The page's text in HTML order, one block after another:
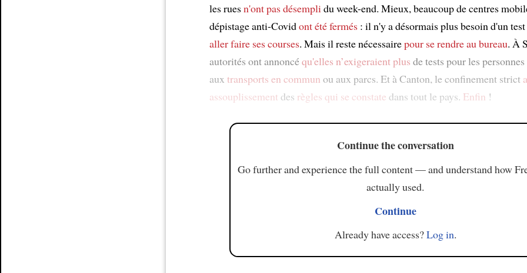
les ruesn'ont pas désempli du week-end. Mieux, beaucoup de centres
dépistage anti-Covidont été fermés : il n'y a désormais plus besoin d'un
aller faire ses courses. Mais il reste nécessairepour se rendreau bureau. À
autorités ont annoncéqu'elles n’exigeraient plus de tests pour les
aux transports en commun ou aux parcs. Et à Canton, le confinement strict
assouplissement des règles qui se constate dans tout le pays. Enfin !
Continue the conversation
Go further and experience the full content — and understand how
actually used.
Continue
Already have access?Log in.